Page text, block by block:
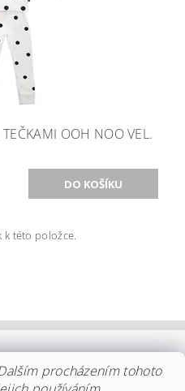
OOH NOO VEL.
k této položce.
DISTRIBUCE IITTALA |
O NÁKUPU | KDO JSME
procházením tohoto